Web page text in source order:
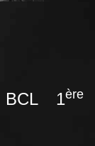
BCL 1ère